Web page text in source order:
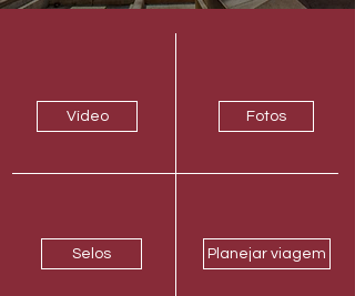
Vídeo Fotos
Selos Planejar viagem